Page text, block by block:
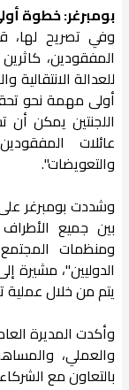
بومبرغر: خطوة
وفي تصريح لها،
المفقودين،
للعدالة
أولى مهمة نحو
اللجنتين يمكن
عائلات
والتعويضات".
وشددت بومبرغر
بين جميع
ومنظمات
الدوليين"، مشيرة
يتم من خلال
وأكدت المديرة
والعملي،
بالتعاون مع